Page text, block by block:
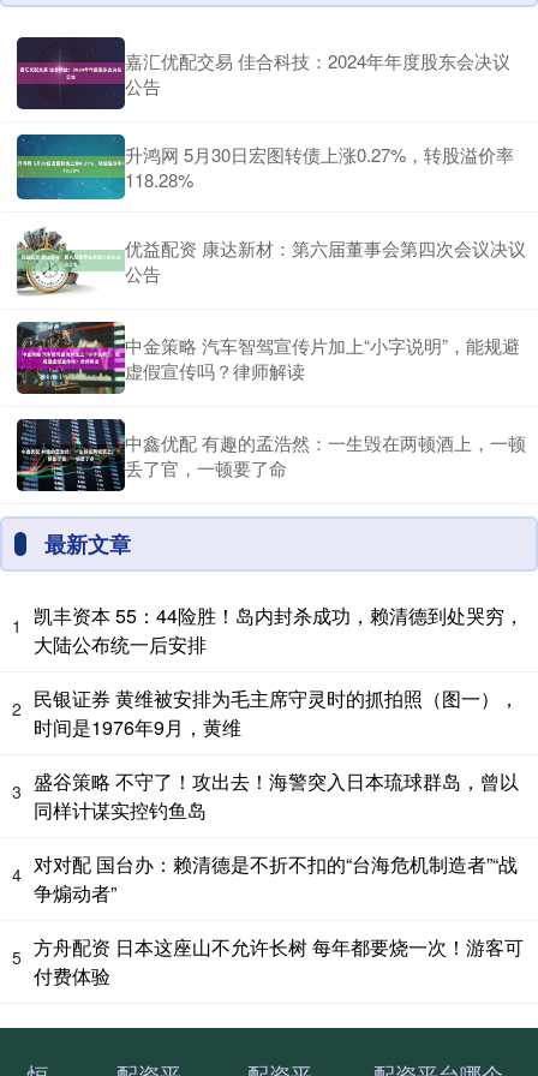
嘉汇优配交易 佳合科技：2024年年度股东会决议
公告
升鸿网 5月30日宏图转债上涨0.27%，转股溢价率
118.28%
优益配资 康达新材：第六届董事会第四次会议决议
公告
中金策略 汽车智驾宣传片加上“小字说明”，能规避
虚假宣传吗？律师解读
中鑫优配 有趣的孟浩然：一生毁在两顿酒上，一顿
丢了官，一顿要了命
最新文章
1
凯丰资本 55：44险胜！岛内封杀成功，赖清德到处哭穷，
大陆公布统一后安排
2 民银证券 黄维被安排为毛主席守灵时的抓拍照（图一），
时间是1976年9月，黄维
3 盛谷策略 不守了！攻出去！海警突入日本琉球群岛，曾以
同样计谋实控钓鱼岛
4 对对配 国台办：赖清德是不折不扣的“台海危机制造者”“战
争煽动者”
5 方舟配资 日本这座山不允许长树 每年都要烧一次！游客可
付费体验